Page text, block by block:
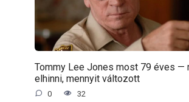
Tommy Lee Jones most 79 éves —
elhinni, mennyit változott
0 32